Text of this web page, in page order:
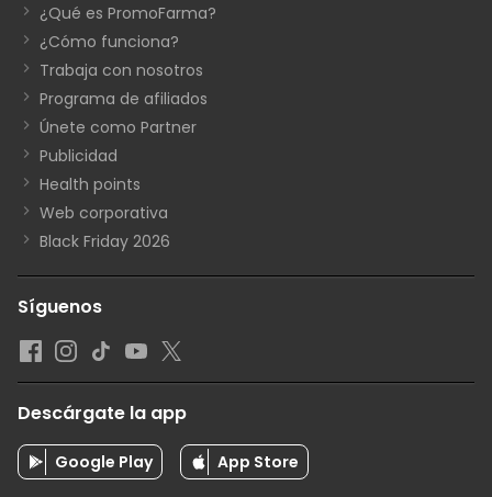
¿Qué es PromoFarma?
¿Cómo funciona?
Trabaja con nosotros
Programa de afiliados
Únete como Partner
Publicidad
Health points
Web corporativa
Black Friday 2026
Síguenos
Descárgate la app
Google Play App Store